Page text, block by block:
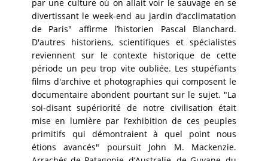
par une culture où on allait voir le sauvage en se
divertissant le week-end au jardin d’acclimatation
de Paris" affirme l’historien Pascal Blanchard.
D'autres historiens, scientifiques et spécialistes
reviennent sur le contexte historique de cette
période un peu trop vite oubliée. Les stupéfiants
films d'archive et photographies qui composent le
documentaire abondent pourtant sur le sujet. "La
soi-disant supériorité de notre civilisation était
mise en lumière par l’exhibition de ces peuples
primitifs qui démontraient à quel point nous
étions avancés" poursuit John M. Mackenzie.